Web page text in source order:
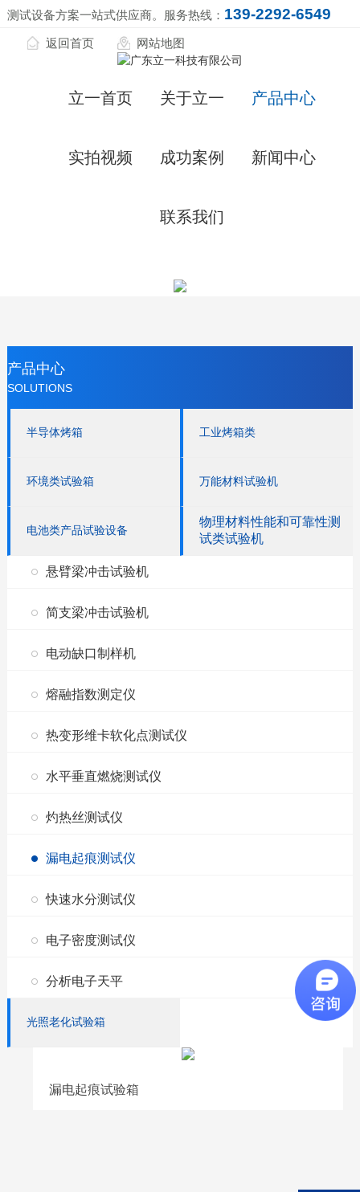
测试设备方案一站式供应商。服务热线： 139-2292-6549
返回首页 网站地图
立一首页 关于立一 产品中心
实拍视频 成功案例 新闻中心
联系我们
产品中心
SOLUTIONS
半导体烤箱 工业烤箱类
环境类试验箱 万能材料试验机
电池类产品试验设备
物理材料性能和可靠性测
试类试验机
悬臂梁冲击试验机
简支梁冲击试验机
电动缺口制样机
熔融指数测定仪
热变形维卡软化点测试仪
水平垂直燃烧测试仪
灼热丝测试仪
漏电起痕测试仪
快速水分测试仪
电子密度测试仪
分析电子天平
光照老化试验箱
漏电起痕试验箱